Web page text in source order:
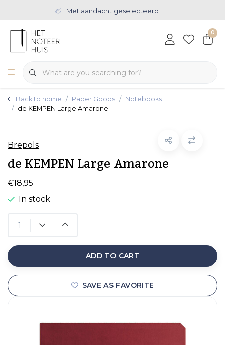
Met aandacht geselecteerd
0
Back to home Paper Goods
Notebooks
de KEMPEN Large Amarone
Brepols
de KEMPEN Large Amarone
€18,95
In stock
ADD TO CART
SAVE AS FAVORITE